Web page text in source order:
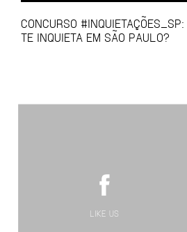
CONCURSO #INQUIETAÇÕES_SP:
TE INQUIETA EM SÃO PAULO?
LIKE US